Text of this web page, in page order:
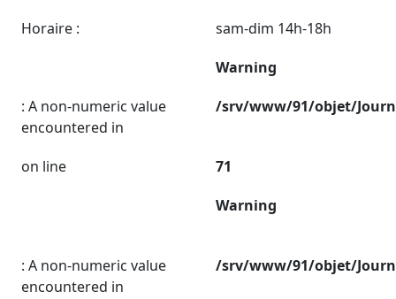
Horaire :
sam-dim 14h-18h
Warning
: A non-numeric value
encountered in
/srv/www/91/objet/
on line
71
Warning
: A non-numeric value
encountered in
/srv/www/91/objet/